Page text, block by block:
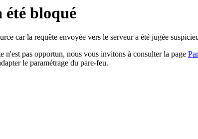
été bloqué
car la requête envoyée vers le serveur a été jugée
n'est pas opportun, nous vous invitons à consulter la page
le paramétrage du pare-feu.